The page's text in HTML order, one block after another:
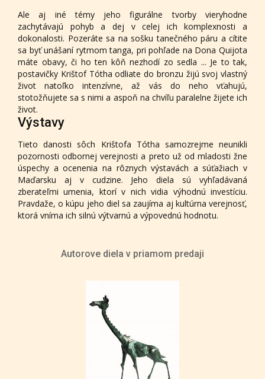
Ale aj iné témy jeho figurálne tvorby vieryhodne
zachytávajú pohyb a dej v celej ich komplexnosti a
dokonalosti. Pozeráte sa na sošku tanečného páru a cítite
sa byť unášaní rytmom tanga, pri pohľade na Dona Quijota
máte obavy, či ho ten kôň nezhodí zo sedla ... Je to tak,
postavičky Krištof Tótha odliate do bronzu žijú svoj vlastný
život natoľko intenzívne, až vás do neho vťahujú,
stotožňujete sa s nimi a aspoň na chvíľu paralelne žijete ich
život.
Výstavy
Tieto danosti sôch Krištofa Tótha samozrejme neunikli
pozornosti odbornej verejnosti a preto už od mladosti žne
úspechy a ocenenia na rôznych výstavách a súťažiach v
Maďarsku aj v cudzine. Jeho diela sú vyhľadávaná
zberateľmi umenia, ktorí v nich vidia výhodnú investíciu.
Pravdaže, o kúpu jeho diel sa zaujíma aj kultúrna verejnosť,
ktorá vníma ich silnú výtvarnú a výpovednú hodnotu.
Autorove diela v priamom predaji